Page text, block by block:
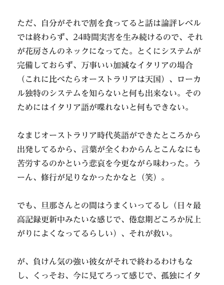
ただ、自分がそれで割を食ってると話は論評レベル
では終わらず、24時間実害を生み続けるので、それ
が花房さんのネックになってた。とくにシステムが
完備しておらず、万事いい加減なイタリアの場合
（これに比べたらオーストラリアは天国）、ローカ
ル独特のシステムを知らないと何も出来ない。その
ためにはイタリア語が喋れないと何もできない。
なまじオーストラリア時代英語ができたところから
出発してるから、言葉が全くわからんとこんなにも
苦労するのかという悲哀を今更ながら味わった。う
ーん、修行が足りなかったかなと（笑）。
でも、旦那さんとの間はうまくいってるし（日々最
高記録更新中みたいな感じで、倦怠期どころか尻上
がりによくなってるらしい）、それが救い。
が、負けん気の強い彼女がそれで終わるわけもな
し、くっそお、今に見てろって感じで、孤独にイタ